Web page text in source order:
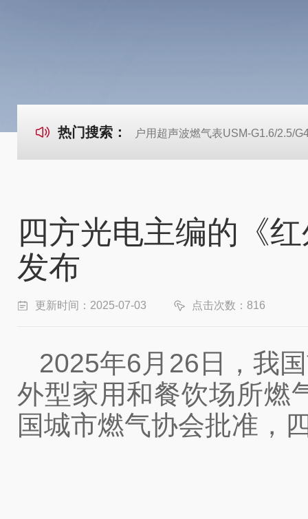
热门搜索： 户用超声波燃气表USM-G1.6/2.5/
四方光电主编的《
发布
更新时间：2025-07-03 点击次数：816
2025年6月26日，我
外型家用和餐饮场所燃
国城市燃气协会批准，